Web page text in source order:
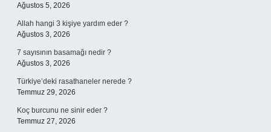
Ağustos 5, 2026
Allah hangi 3 kişiye yardım eder ?
Ağustos 3, 2026
7 sayısının basamağı nedir ?
Ağustos 3, 2026
Türkiye’deki rasathaneler nerede ?
Temmuz 29, 2026
Koç burcunu ne sinir eder ?
Temmuz 27, 2026